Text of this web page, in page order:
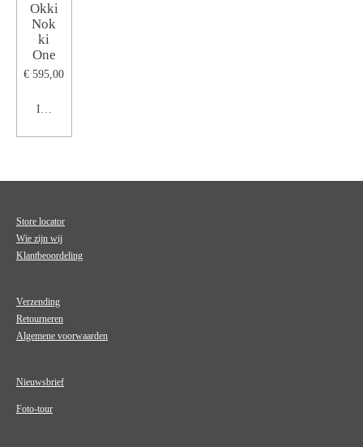
Okki
Nok
ki
One
€ 595,00
In winkelwagen
Store locator
Wie zijn wij
Klantbeoordeling
Verzending
Retourneren
Algemene voorwaarden
Nieuwsbrief
Foto-tour